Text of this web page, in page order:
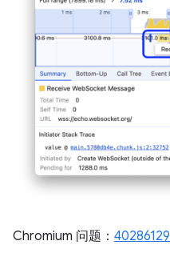
Chromium 问题： 40286129